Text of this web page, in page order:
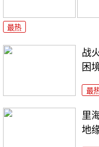
最热
战
困
最
里
地